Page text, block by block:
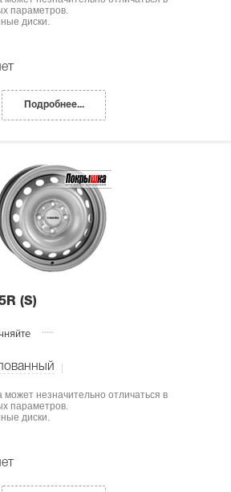
параметров.
диски.
Подробнее...
(S)
незначительно отличаться в
параметров.
диски.